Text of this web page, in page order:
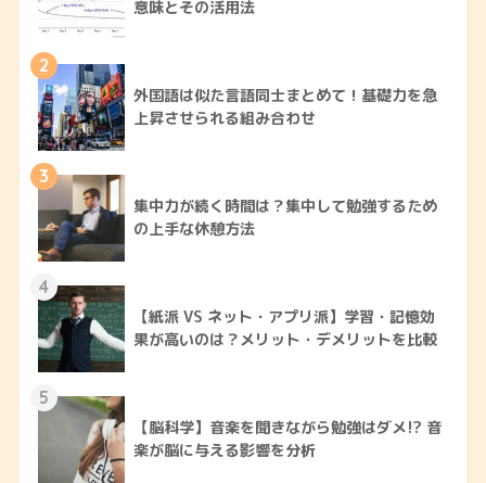
意味とその活用法
2
外国語は似た言語同士まとめて！基礎力を急
上昇させられる組み合わせ
3
集中力が続く時間は？集中して勉強するため
の上手な休憩方法
4
【紙派 VS ネット・アプリ派】学習・記憶効
果が高いのは？メリット・デメリットを比較
5
【脳科学】音楽を聞きながら勉強はダメ!? 音
楽が脳に与える影響を分析